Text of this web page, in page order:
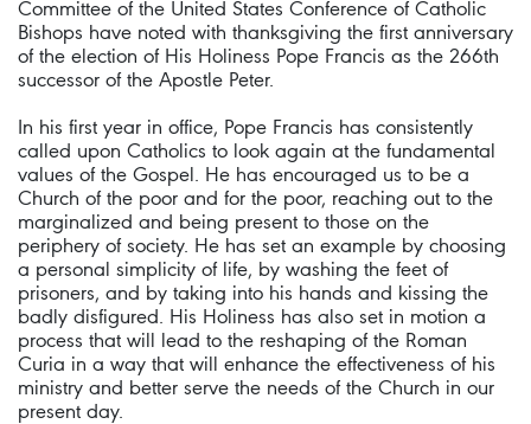
Committee of the United States Conference of Catholic
Bishops have noted with thanksgiving the first anniversary
of the election of His Holiness Pope Francis as the 266th
successor of the Apostle Peter.
In his first year in office, Pope Francis has consistently
called upon Catholics to look again at the fundamental
values of the Gospel. He has encouraged us to be a
Church of the poor and for the poor, reaching out to the
marginalized and being present to those on the
periphery of society. He has set an example by choosing
a personal simplicity of life, by washing the feet of
prisoners, and by taking into his hands and kissing the
badly disfigured. His Holiness has also set in motion a
process that will lead to the reshaping of the Roman
Curia in a way that will enhance the effectiveness of his
ministry and better serve the needs of the Church in our
present day.